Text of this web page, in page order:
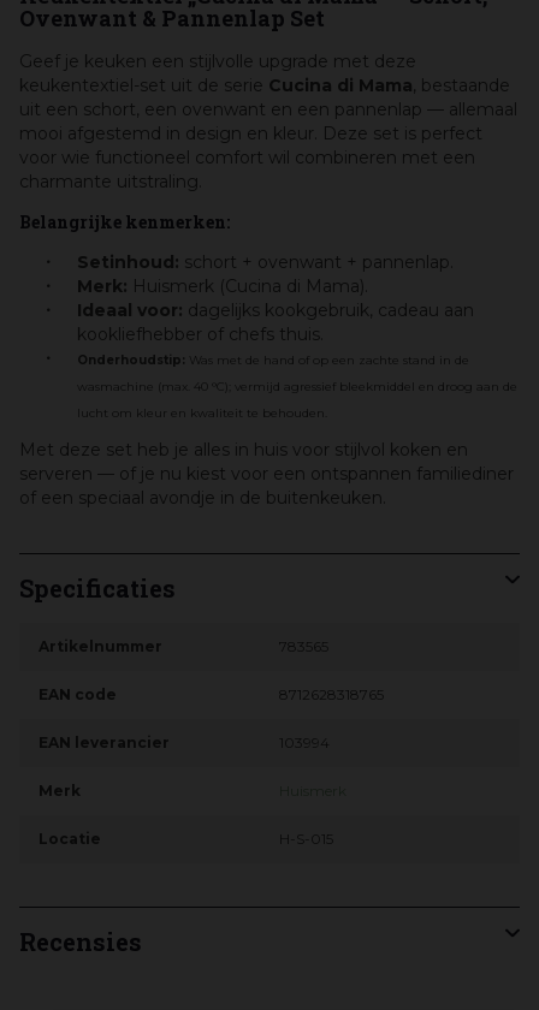
Ovenwant & Pannenlap Set
Geef je keuken een stijlvolle upgrade met deze
keukentextiel-set uit de serie Cucina di Mama, bestaande
uit een schort, een ovenwant en een pannenlap — allemaal
mooi afgestemd in design en kleur. Deze set is perfect
voor wie functioneel comfort wil combineren met een
charmante uitstraling.
Belangrijke kenmerken:
Setinhoud: schort + ovenwant + pannenlap.
Merk: Huismerk (Cucina di Mama).
Ideaal voor: dagelijks kookgebruik, cadeau aan
kookliefhebber of chefs thuis.
Onderhoudstip: Was met de hand of op een zachte stand in de
wasmachine (max. 40 °C); vermijd agressief bleekmiddel en droog aan de
lucht om kleur en kwaliteit te behouden.
Met deze set heb je alles in huis voor stijlvol koken en
serveren — of je nu kiest voor een ontspannen familiediner
of een speciaal avondje in de buitenkeuken.
Specificaties
Artikelnummer 783565
EAN code 8712628318765
EAN leverancier 103994
Merk
Locatie H-S-015
Recensies